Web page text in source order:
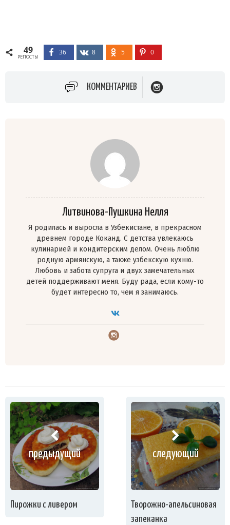
49
РЕПОСТЫ
36 8 5 0
КОММЕНТАРИЕВ
Литвинова-Пушкина Нелля
Я родилась и выросла в Узбекистане, в прекрасном
древнем городе Коканд. С детства увлекаюсь
кулинарией и кондитерским делом. Очень люблю
родную армянскую, а также узбекскую кухню.
Любовь и забота супруга и двух замечательных
детей поддерживают меня. Буду рада, если кому-то
будет интересно то, чем я занимаюсь.
предыдущий
Пирожки с ливером
следующий
Творожно-апельсиновая
запеканка